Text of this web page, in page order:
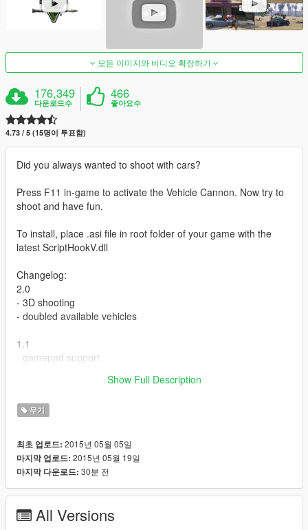
모든 이미지와 비디오 확장하기
176,349
다운로드수
466
좋아요수
4.73 / 5 (15명이 투표함)
Did you always wanted to shoot with cars?
Press F11 in-game to activate the Vehicle Cannon. Now try to
shoot and have fun.
To install, place .asi file in root folder of your game with the
latest ScriptHookV.dll
Changelog:
2.0
- 3D shooting
- doubled available vehicles
1.1
- gamepad support
Vehicle Cannon - V2.0Show Full Description
무기
최초 업로드: 2015년 05월 05일
마지막 업로드: 2015년 05월 19일
마지막 다운로드: 30분 전
All Versions